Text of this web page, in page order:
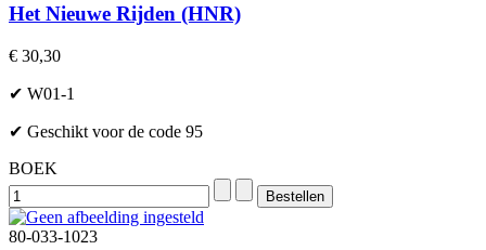
Het Nieuwe Rijden (HNR)
€ 30,30
✔ W01-1
✔ Geschikt voor de code 95
BOEK
80-033-1023